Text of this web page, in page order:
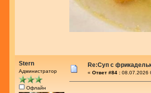
Stern
Администратор
Офлайн
Re:Суп с
« Ответ #84 : 08.07.2026